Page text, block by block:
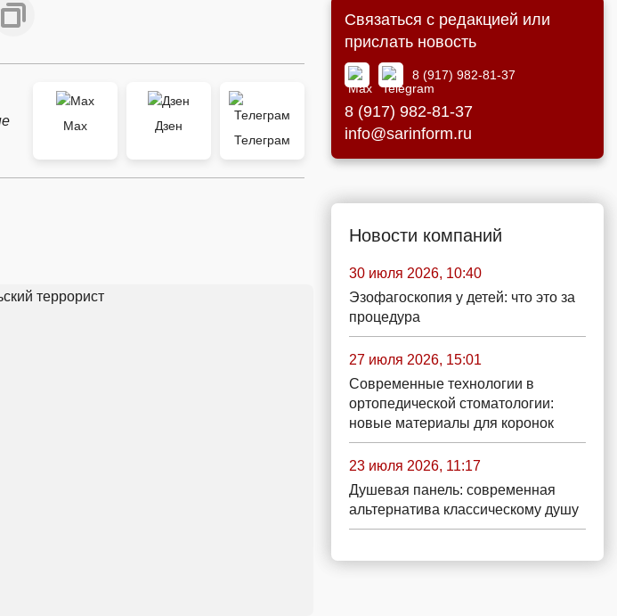
Max
Дзен
Телеграм
Связаться с редакцией или
прислать новость
8 (917) 982-81-37
8 (917) 982-81-37
info@sarinform.ru
Новости компаний
30 июля 2026, 10:40
Эзофагоскопия у детей: что это за
процедура
27 июля 2026, 15:01
Современные технологии в
ортопедической стоматологии:
новые материалы для коронок
23 июля 2026, 11:17
Душевая панель: современная
альтернатива классическому душу